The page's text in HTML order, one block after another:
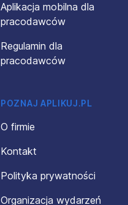
Aplikacja mobilna dla
pracodawców
Regulamin dla
pracodawców
POZNAJ APLIKUJ.PL
O firmie
Kontakt
Polityka prywatności
Organizacja wydarzeń